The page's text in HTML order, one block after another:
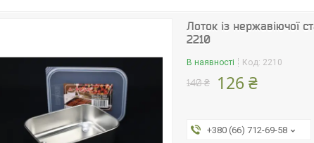
Лоток із нержавіючої
2210
В наявності Код: 2210
140 ₴ 126 ₴
+380 (66) 712-69-58